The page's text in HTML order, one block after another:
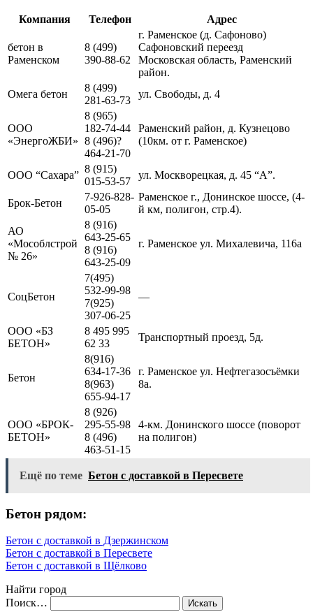
Компания Телефон Адрес
бетон в
Раменском
8 (499)
390-88-62
г. Раменское (д. Сафоново)
Сафоновский переезд
Московская область, Раменский
район.
Омега бетон
8 (499)
281-63-73
ул. Свободы, д. 4
ООО
«ЭнергоЖБИ»
8 (965)
182-74-44
8 (496)?
464-21-70
Раменский район, д. Кузнецово
(10км. от г. Раменское)
ООО “Сахара”
8 (915)
015-53-57
ул. Москворецкая, д. 45 “А”.
Брок-Бетон
7-926-828-
05-05
Раменское г., Донинское шоссе, (4-
й км, полигон, стр.4).
АО
«Мособлстрой
№ 26»
8 (916)
643-25-65
8 (916)
643-25-09
г. Раменское ул. Михалевича, 116а
СоцБетон
7(495)
532-99-98
7(925)
307-06-25
—
ООО «БЗ
БЕТОН»
8 495 995
62 33
Транспортный проезд, 5д.
Бетон
8(916)
634-17-36
8(963)
655-94-17
г. Раменское ул. Нефтегазосъёмки
8а.
ООО «БРОК-
БЕТОН»
8 (926)
295-55-98
8 (496)
463-51-15
4-км. Донинского шоссе (поворот
на полигон)
Ещё по теме Бетон с доставкой в Пересвете
Бетон рядом:
Бетон с доставкой в Дзержинском
Бетон с доставкой в Пересвете
Бетон с доставкой в Щёлково
Найти город
Поиск…